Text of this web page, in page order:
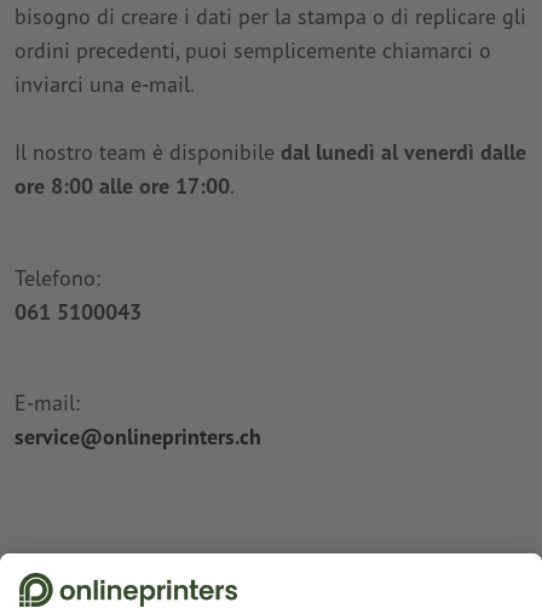
bisogno di creare i dati per la stampa o di replicare gli
ordini precedenti, puoi semplicemente chiamarci o
inviarci una e-mail.
Il nostro team è disponibile dal lunedì al venerdì dalle
ore 8:00 alle ore 17:00.
Telefono:
061 5100043
E-mail:
service@onlineprinters.ch
Abbonati alla newsletter e assicurati un buono sconto del